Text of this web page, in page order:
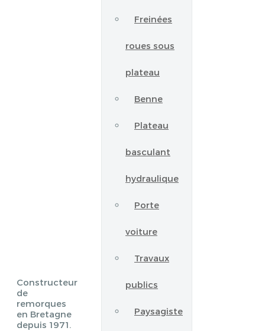
Constructeur
de
remorques
en Bretagne
depuis 1971.
Freinées
roues sous
plateau
Benne
Plateau
basculant
hydraulique
Porte
voiture
Travaux
publics
Paysagiste